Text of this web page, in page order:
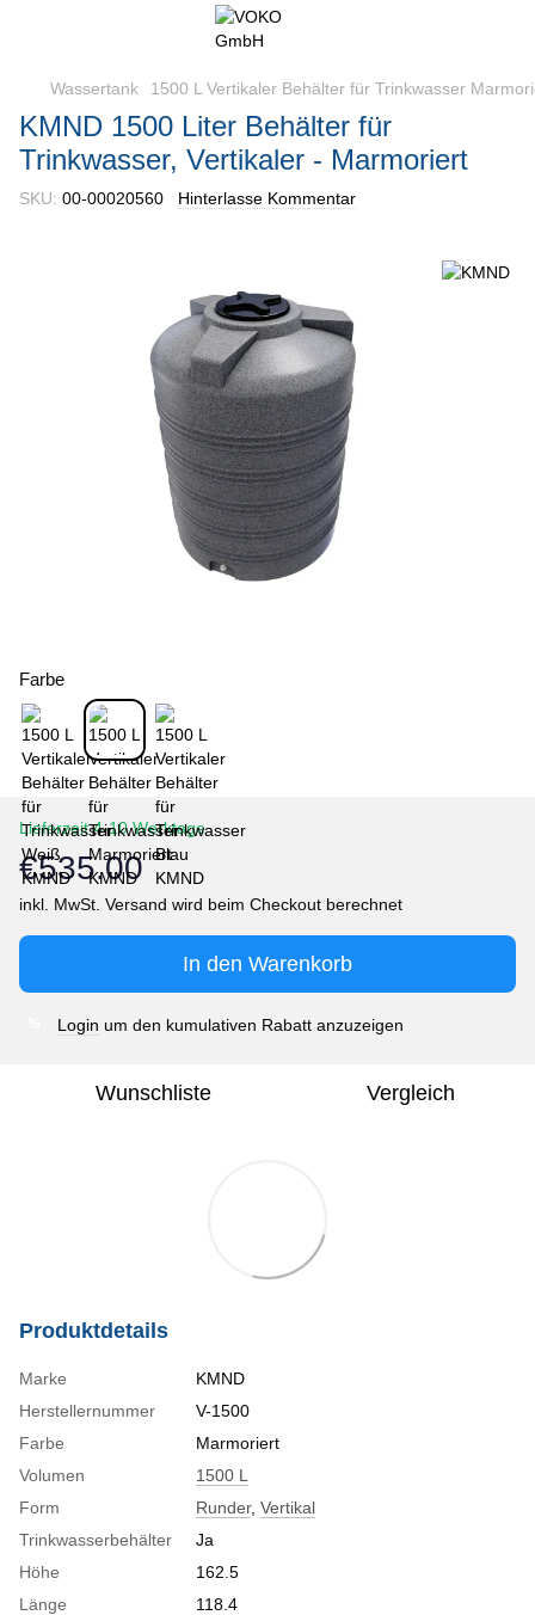
Wassertank 1500 L Vertikaler Behälter für Trinkwasser
KMND 1500 Liter Behälter für
Trinkwasser, Vertikaler - Marmoriert
SKU: 00-00020560 Hinterlasse Kommentar
Farbe
Lieferzeit 4-10 Werktage
€535.00
In den Warenkorb
Login um den kumulativen Rabatt anzuzeigen
Wunschliste Vergleich
Produktdetails
Marke
KMND
Herstellernummer
V-1500
Farbe
Marmoriert
Volumen
1500 L
Form
Runder, Vertikal
Trinkwasserbehälter
Ja
Höhe
162.5
Länge
118.4